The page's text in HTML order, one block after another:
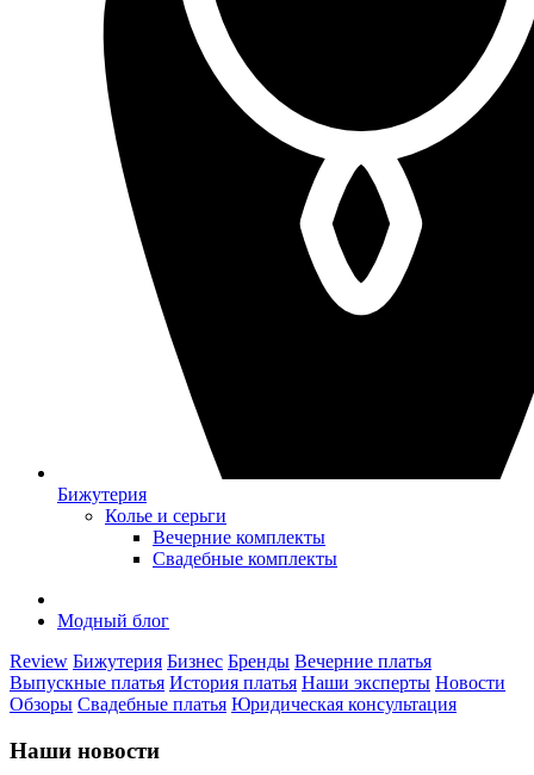
Бижутерия
Колье и серьги
Вечерние комплекты
Свадебные комплекты
Модный блог
Review Бижутерия Бизнес Бренды Вечерние платья
Выпускные платья История платья Наши эксперты Новости
Обзоры Свадебные платья Юридическая консультация
Наши новости